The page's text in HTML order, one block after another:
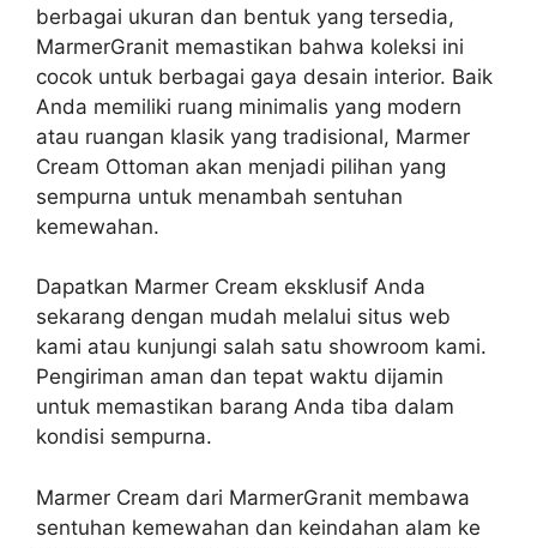
berbagai ukuran dan bentuk yang tersedia,
MarmerGranit memastikan bahwa koleksi ini
cocok untuk berbagai gaya desain interior. Baik
Anda memiliki ruang minimalis yang modern
atau ruangan klasik yang tradisional, Marmer
Cream Ottoman akan menjadi pilihan yang
sempurna untuk menambah sentuhan
kemewahan.
Dapatkan Marmer Cream eksklusif Anda
sekarang dengan mudah melalui situs web
kami atau kunjungi salah satu showroom kami.
Pengiriman aman dan tepat waktu dijamin
untuk memastikan barang Anda tiba dalam
kondisi sempurna.
Marmer Cream dari MarmerGranit membawa
sentuhan kemewahan dan keindahan alam ke